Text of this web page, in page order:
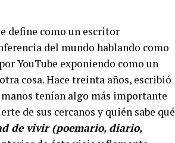
define como un escritor
del mundo hablando como
YouTube exponiendo como un
cosa. Hace treinta años, escribió
tenían algo más importante
de sus cercanos y quién sabe qué
de vivir (poemario, diario,